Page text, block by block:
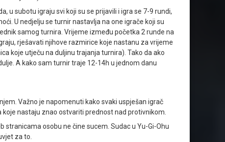
u subotu igraju svi koji su se prijavili i igra se 7-9 rundi,
U nedjelju se turnir nastavlja na one igrače koji su
samog turnira. Vrijeme između početka 2 runde na
rješavati njihove razmirice koje nastanu za vrijeme
koje utječu na duljinu trajanja turnira). Tako da ako
A kako sam turnir traje 12-14h u jednom danu
Važno je napomenuti kako svaki uspješan igrač
nastaju znao ostvariti prednost nad protivnikom.
stranicama osobu ne čine sucem. Sudac u Yu-Gi-Ohu
za to.